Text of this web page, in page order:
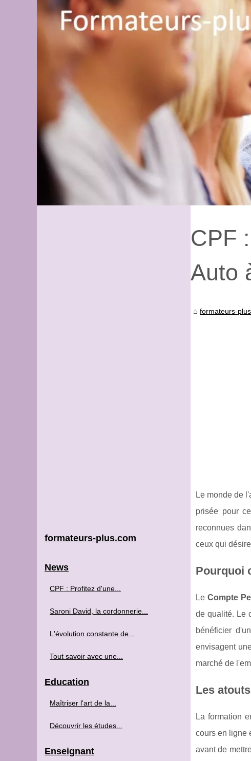
CPF
Auto
formateurs-
Le monde de
prisée pour
reconnues
ceux qui
Pourquoi
LeCompte
de qualité. Le
bénéficier
envisagent
marché de
Les
La formation
cours en ligne
avant de
formateurs-plus.com
News
CPF : Profitez d'une...
Saroni David, la cordonnerie...
L'évolution constante de...
Tout savoir avec une...
Education
Maîtriser l'art de la...
Découvrir les études...
Enseignant